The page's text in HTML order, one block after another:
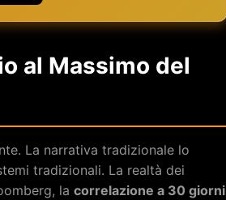
al Massimo del
La narrativa tradizionale lo
tradizionali. La realtà dei
la correlazione a 30 giorni